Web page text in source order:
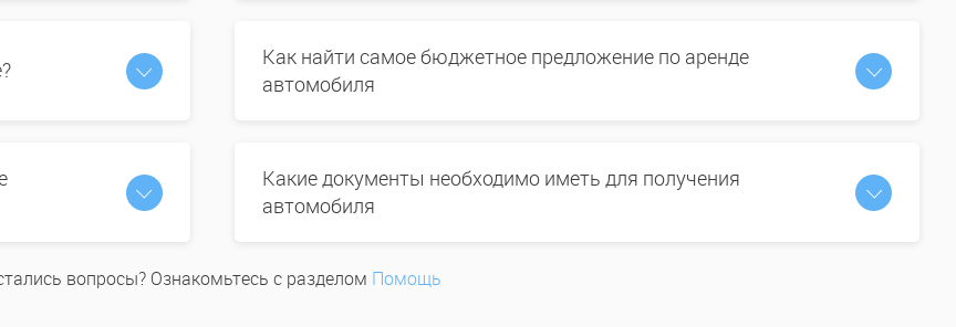
Как найти самое бюджетное предложение по аренде
автомобиля
Какие документы необходимо иметь для получения
автомобиля
вопросы? Ознакомьтесь с разделом Помощь